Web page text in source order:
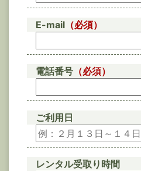
E-mail （必須）
電話番号 （必須）
ご利用日
レンタル受取り時間